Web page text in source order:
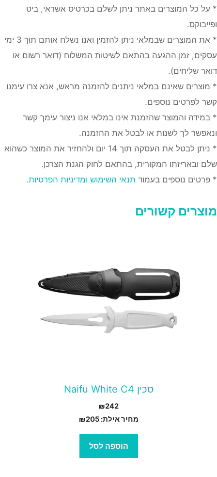
* על כל המוצרים באתר ניתן לשלם בכרטיס אשראי, ביט
ופייבוקס.
* את המוצרים שבמלאי ניתן להזמין ואנו נשלח אותם תוך 3 ימי
עסקים, זמן ההגעה בהתאם לשיטות המשלוח (דואר רשום או
דואר שליחים).
* מוצרים שאינם במלאי ניתנים להזמנה מראש, אנא צרו עימנו
קשר לפרטים נוספים.
* במידה והמוצר שהזמנת אינו במלאי אנו ניצור עימך קשר
ונאפשר לך לשנות או לבטל את ההזמנה.
* ניתן לבטל את העסקה תוך 14 יום ולהחזיר את המוצר כשהוא
שלם ובאריזתו המקורית, בהתאם לחוק הגנת הצרכן.
* פרטים נוספים בעמוד תנאי השימוש ומדיניות הפרטיות.
מוצרים קשורים
סכין Naifu White C4
₪242
מחיר אילת:
₪205
הוספה לסל